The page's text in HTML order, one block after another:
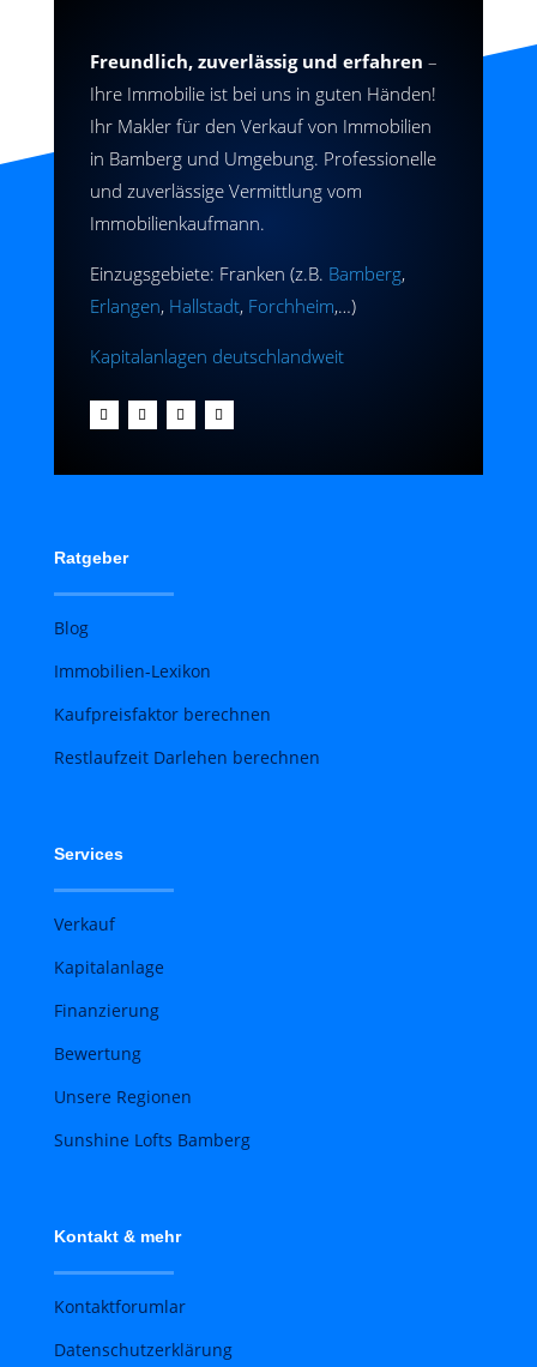
Freundlich, zuverlässig und erfahren –
Ihre Immobilie ist bei uns in guten Händen!
Ihr Makler für den Verkauf von Immobilien
in Bamberg und Umgebung. Professionelle
und zuverlässige Vermittlung vom
Immobilienkaufmann.
Einzugsgebiete: Franken (z.B. Bamberg,
Erlangen, Hallstadt, Forchheim,…)
Kapitalanlagen deutschlandweit
Ratgeber
Blog
Immobilien-Lexikon
Kaufpreisfaktor berechnen
Restlaufzeit Darlehen berechnen
Services
Verkauf
Kapitalanlage
Finanzierung
Bewertung
Unsere Regionen
Sunshine Lofts Bamberg
Kontakt & mehr
Kontaktforumlar
Datenschutzerklärung